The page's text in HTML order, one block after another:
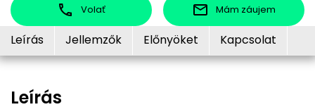
Volať Mám záujem
Leírás Jellemzők Előnyöket Kapcsolat
Leírás